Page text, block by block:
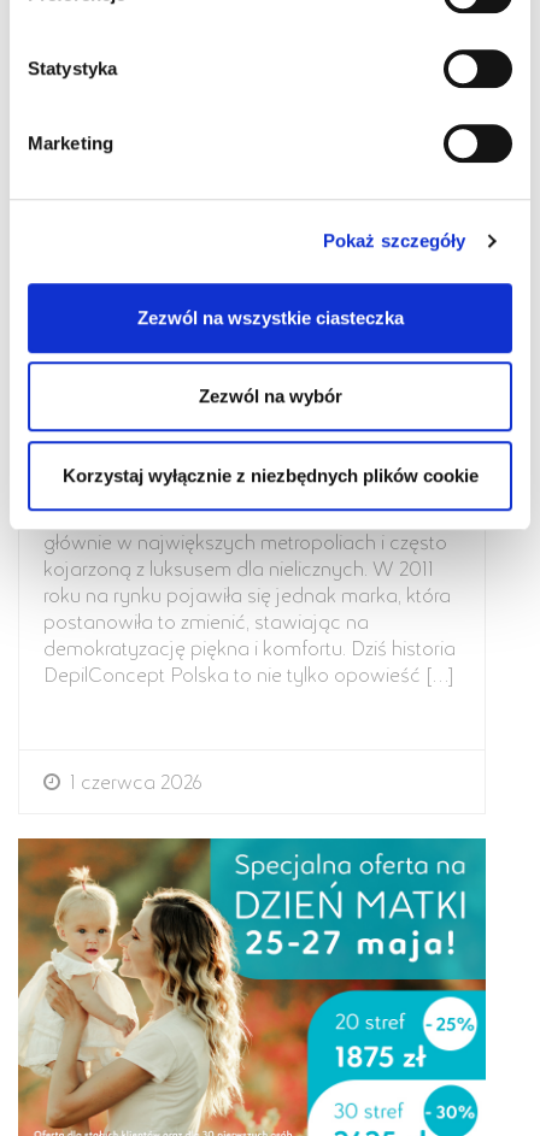
Statystyka
Marketing
Pokaż szczegóły
Zezwól na wszystkie ciasteczka
Zezwól na wybór
Korzystaj wyłącznie z niezbędnych plików cookie
GŁADKA SKÓRA TO WOLNOŚĆ! JAK
15 LAT DEPILCONCEPT W POLSCE
ZMIENIŁO DEFINICJĘ KOBIECEJ
kosmetologii wyglądał zupełnie inaczej niż dziś.
Trwała depilacja była usługą elitarną, dostępną
głównie w największych metropoliach i często
kojarzoną z luksusem dla nielicznych. W 2011
roku na rynku pojawiła się jednak marka, która
postanowiła to zmienić, stawiając na
demokratyzację piękna i komfortu. Dziś historia
DepilConcept Polska to nie tylko opowieść […]
1 czerwca 2026